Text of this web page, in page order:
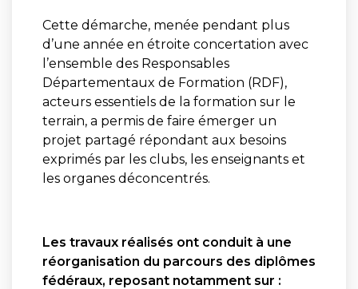
Cette démarche, menée pendant plus
d’une année en étroite concertation avec
l’ensemble des Responsables
Départementaux de Formation (RDF),
acteurs essentiels de la formation sur le
terrain, a permis de faire émerger un
projet partagé répondant aux besoins
exprimés par les clubs, les enseignants et
les organes déconcentrés.
Les travaux réalisés ont conduit à une
réorganisation du parcours des diplômes
fédéraux, reposant notamment sur :